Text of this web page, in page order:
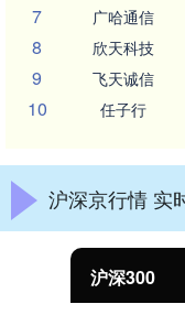
7 广哈通信
8 欣天科技
9 飞天诚信
10 任子行
沪深京行情 实
沪深300